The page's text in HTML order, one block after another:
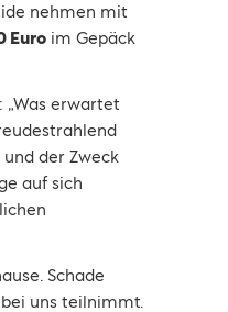
nehmen mit
Euro im Gepäck
„Was erwartet
der Zweck
auf sich
Schade
uns teilnimmt.